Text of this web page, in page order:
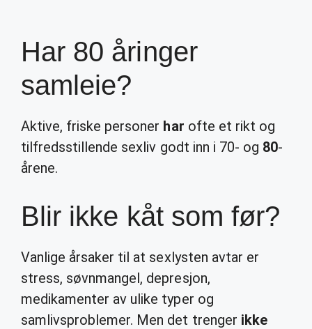
Har 80 åringer
samleie?
Aktive, friske personer har ofte et rikt og
tilfredsstillende sexliv godt inn i 70- og 80-
årene.
Blir ikke kåt som før?
Vanlige årsaker til at sexlysten avtar er
stress, søvnmangel, depresjon,
medikamenter av ulike typer og
samlivsproblemer. Men det trenger ikke